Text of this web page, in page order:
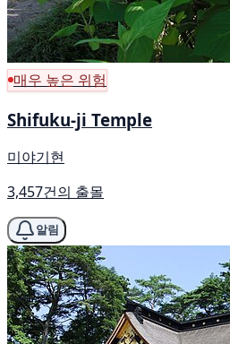
매우 높은 위험
Shifuku-ji Temple
미야기현
3,457건의 출몰
알림